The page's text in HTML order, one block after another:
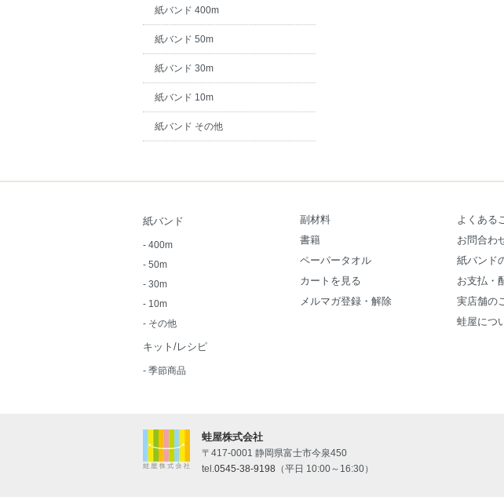
紙バンド 400m
紙バンド 50m
紙バンド 30m
紙バンド 10m
紙バンド その他
紙バンド
- 400m
- 50m
- 30m
- 10m
- その他
キット/レシピ
- 季節商品
副材料
書籍
ペーパータオル
カートを見る
メルマガ登録・解除
よくある
お問合わ
紙バンド
お支払・
実店舗の
蛙屋につ
蛙屋株式会社
〒417-0001 静岡県富士市今泉450
tel.0545-38-9198 （平日 10:00～16:30）